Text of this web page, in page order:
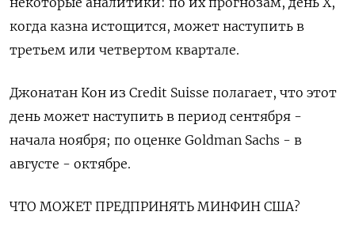
когда казна истощится, может наступить в
третьем или четвертом квартале.
Джонатан Кон из Credit Suisse полагает, что этот
день может наступить в период сентября -
начала ноября; по оценке Goldman Sachs - в
августе - октябре.
ЧТО МОЖЕТ ПРЕДПРИНЯТЬ МИНФИН США?